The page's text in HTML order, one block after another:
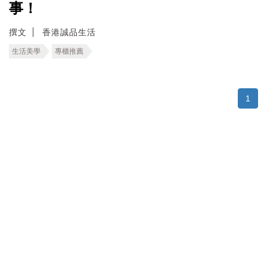
事！
撰文 香港誠品生活
生活美學 專櫃推薦
1